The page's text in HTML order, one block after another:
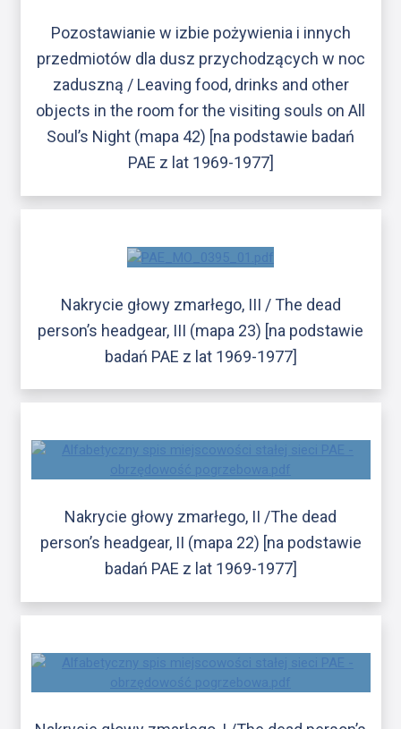
Pozostawianie w izbie pożywienia i innych
przedmiotów dla dusz przychodzących w noc
zaduszną / Leaving food, drinks and other
objects in the room for the visiting souls on All
Soul’s Night (mapa 42) [na podstawie badań
PAE z lat 1969-1977]
Nakrycie głowy zmarłego, III / The dead
person’s headgear, III (mapa 23) [na podstawie
badań PAE z lat 1969-1977]
Nakrycie głowy zmarłego, II /The dead
person’s headgear, II (mapa 22) [na podstawie
badań PAE z lat 1969-1977]